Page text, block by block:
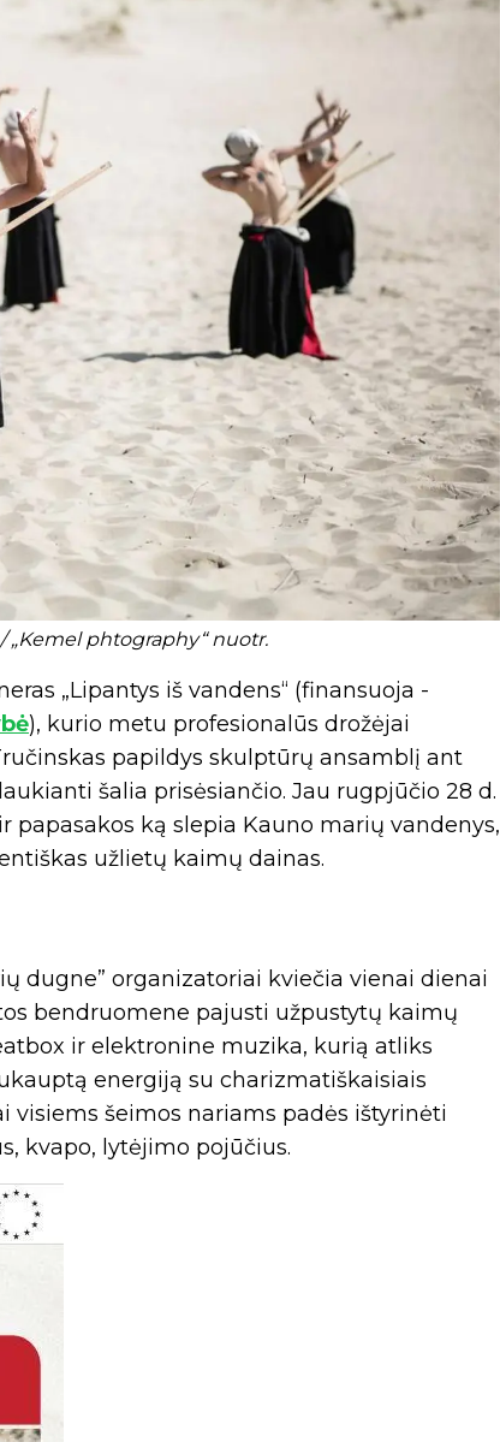
„Kemel phtography“ nuotr.
„Lipantys iš vandens“ (finansuoja -
), kurio metu profesionalūs drožėjai
papildys skulptūrų ansamblį ant
šalia prisėsiančio. Jau rugpjūčio 28 d.
papasakos ką slepia Kauno marių vandenys,
užlietų kaimų dainas.
dugne” organizatoriai kviečia vienai dienai
bendruomene pajusti užpustytų kaimų
ir elektronine muzika, kurią atliks
energiją su charizmatiškaisiais
visiems šeimos nariams padės ištyrinėti
kvapo, lytėjimo pojūčius.